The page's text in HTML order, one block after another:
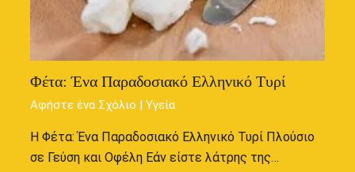
Φέτα: Ένα Παραδοσιακό Ελληνικό Τυρί
Αφήστε ένα Σχόλιο |Υγεία
Η Φέτα: Ένα Παραδοσιακό Ελληνικό Τυρί Πλούσιο
σε Γεύση και Οφέλη Εάν είστε λάτρης της…